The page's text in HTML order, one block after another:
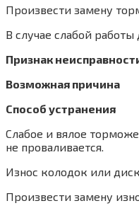
Произвести замену
В случае слабой
Признак
Возможная причина
Способ устранения
Слабое и вялое
не проваливается.
Износ колодок или
Произвести замену